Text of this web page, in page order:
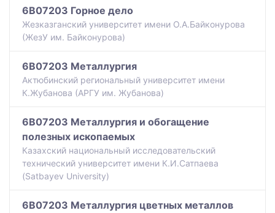
6B07203 Горное дело
Жезказганский университет имени О.А.Байконурова
(ЖезУ им. Байконурова)
6B07203 Металлургия
Актюбинский региональный университет имени
К.Жубанова (АРГУ им. Жубанова)
6B07203 Металлургия и обогащение
полезных ископаемых
Казахский национальный исследовательский
технический университет имени К.И.Сатпаева
(Satbayev University)
6B07203 Металлургия цветных металлов